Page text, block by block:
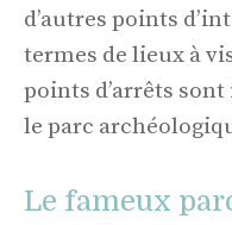
d’autres points
termes de lieux à
points d’arrêts
le parc
Le fameux